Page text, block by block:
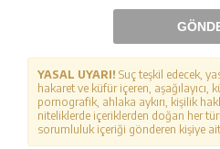
YASAL UYARI! Suç teşkil edecek,
hakaret ve küfür içeren, aşağılayıcı,
pornografik, ahlaka aykırı, kişilik
niteliklerde içeriklerden doğan her
sorumluluk içeriği gönderen kişiye